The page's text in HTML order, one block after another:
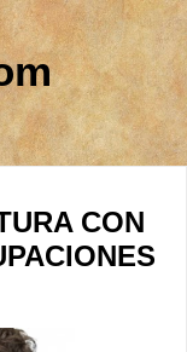
CON